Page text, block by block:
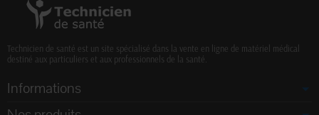
Technicien de santé est un site spécialisé dans la vente en ligne de matériel médical
destiné aux particuliers et aux professionnels de la santé.
Informations